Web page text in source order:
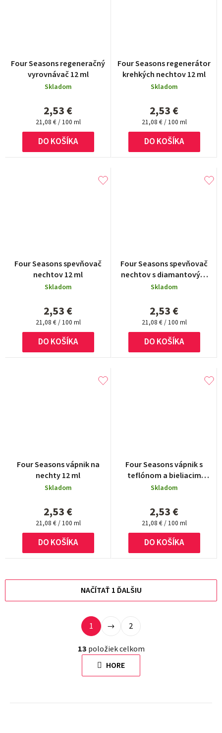
Four Seasons regeneračný
vyrovnávač 12 ml
Skladom
2,53 €
Jednotková
cena:
21,08 € / 100 ml
DO KOŠÍKA
Four Seasons regenerátor
krehkých nechtov 12 ml
Skladom
2,53 €
Jednotková
cena:
21,08 € / 100 ml
DO KOŠÍKA
Four Seasons spevňovač
nechtov 12 ml
Skladom
2,53 €
Jednotková
cena:
21,08 € / 100 ml
DO KOŠÍKA
Four Seasons spevňovač
nechtov s diamantovým
prachom 12 ml
Skladom
2,53 €
Jednotková
cena:
21,08 € / 100 ml
DO KOŠÍKA
Four Seasons vápnik na
nechty 12 ml
Skladom
2,53 €
Jednotková
cena:
21,08 € / 100 ml
DO KOŠÍKA
Four Seasons vápnik s
teflónom a bieliacim
efektom 12 ml
Skladom
2,53 €
Jednotková
cena:
21,08 € / 100 ml
DO KOŠÍKA
v
l
á
d
c
NAČÍTAŤ 1 ĎALŠIU
S
r
á
n
v
1 2
13 položiek celkom
HORE